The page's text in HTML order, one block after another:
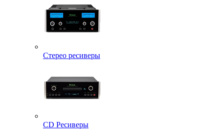
Стерео ресиверы
CD Ресиверы